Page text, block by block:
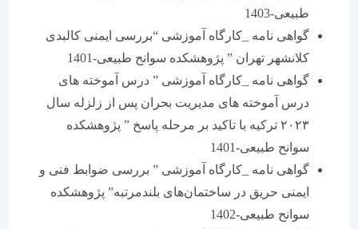
طبیعی-1403
گواهی نامه _کارگاه آموزشی “بررسی ایمنی کالبدی
کلانشهر تهران ” پژوهشکده سوانح طبیعی-1401
گواهی نامه _کارگاه آموزشی ” درس آموخته های
درس آموخته های مدیریت بحران پس از زلزله سال
۲۰۲۳ ترکیه با تاکید بر مرحله پاسخ ” پژوهشکده
سوانح طبیعی-1401
گواهی نامه _کارگاه آموزشی ” بررسی ضوابط فنی و
ایمنی حریق در ساختمان‌های بلندمرتبه” پژوهشکده
سوانح طبیعی-1402